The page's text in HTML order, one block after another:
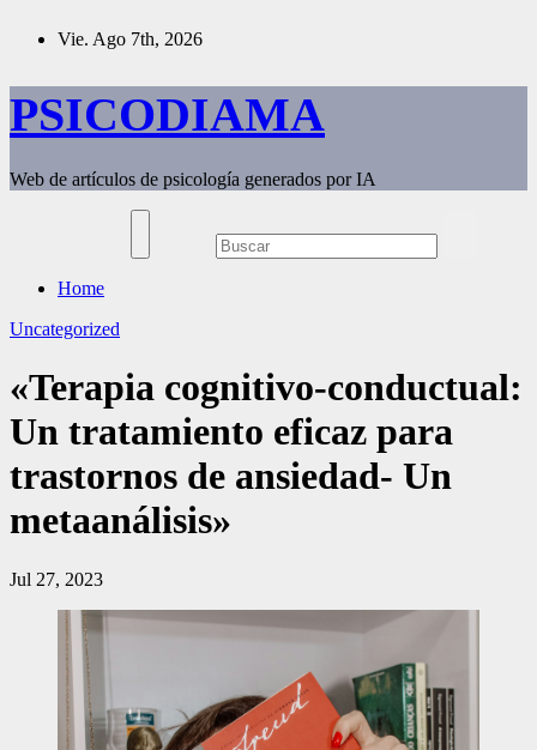
Vie. Ago 7th, 2026
PSICODIAMA
Web de artículos de psicología generados por IA
Home
Uncategorized
«Terapia cognitivo-conductual:
Un tratamiento eficaz para
trastornos de ansiedad- Un
metaanálisis»
Jul 27, 2023